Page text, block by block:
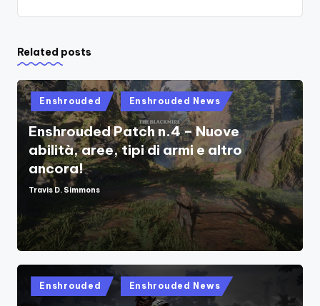
Related posts
Posted
in
Enshrouded Enshrouded News
Enshrouded Patch n.4 – Nuove
abilità, aree, tipi di armi e altro
ancora!
Posted
Travis D. Simmons
Posted
in
Enshrouded Enshrouded News